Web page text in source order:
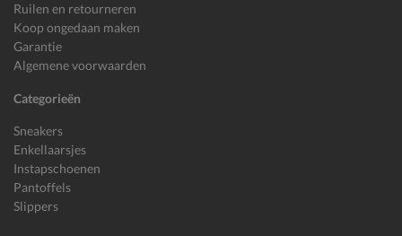
Ruilen en retourneren
Koop ongedaan maken
Garantie
Algemene voorwaarden
Categorieën
Sneakers
Enkellaarsjes
Instapschoenen
Pantoffels
Slippers